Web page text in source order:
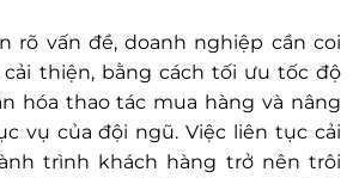
rõ vấn đề, doanh nghiệp cần coi
thiện, bằng cách tối ưu tốc độ
hóa thao tác mua hàng và nâng
vụ của đội ngũ. Việc liên tục cải
trình khách hàng trở nên trôi